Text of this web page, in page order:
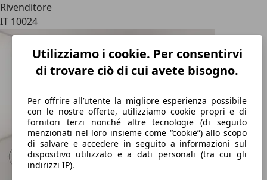
Utilizziamo i cookie. Per consentirvi
di trovare ciò di cui avete bisogno.
Per offrire all’utente la migliore esperienza possibile
con le nostre offerte, utilizziamo cookie propri e di
fornitori terzi nonché altre tecnologie (di seguito
menzionati nel loro insieme come “cookie”) allo scopo
di salvare e accedere in seguito a informazioni sul
dispositivo utilizzato e a dati personali (tra cui gli
indirizzi IP).
Rivenditore
IT 10024